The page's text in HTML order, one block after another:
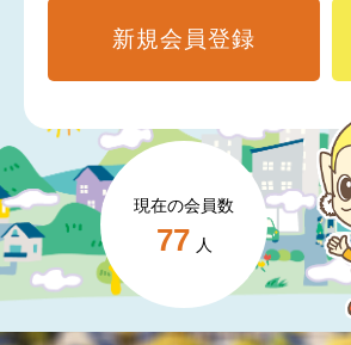
現在の会員数
77 人
新規会員登録